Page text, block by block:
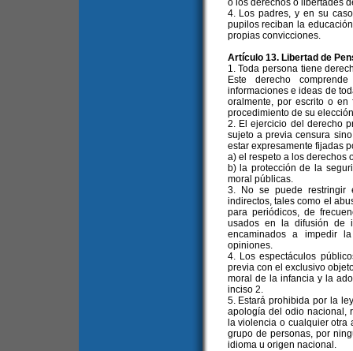
o los derechos o libertades
4. Los padres, y en su
pupilos reciban la
propias convicciones.
Artículo 13. Libertad de
1. Toda persona tiene
Este derecho
informaciones e ideas de
oralmente, por escrito o
procedimiento de su
2. El ejercicio del derecho
sujeto a previa censura
estar expresamente fijadas
a) el respeto a los derechos
b) la protección de la
moral públicas.
3. No se puede restringir
indirectos, tales como el
para periódicos, de
usados en la difusión de
encaminados a impedir
opiniones.
4. Los espectáculos
previa con el exclusivo
moral de la infancia y la
inciso 2.
5. Estará prohibida por la
apología del odio nacional,
la violencia o cualquier
grupo de personas, por
idioma u origen nacional.